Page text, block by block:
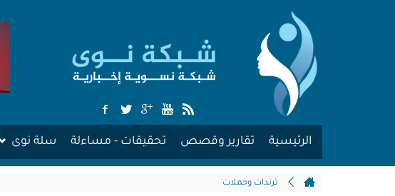
الرئيسية تقارير وقصص تحقيقات - مساءلة سلة نوى
ترندات وحملات